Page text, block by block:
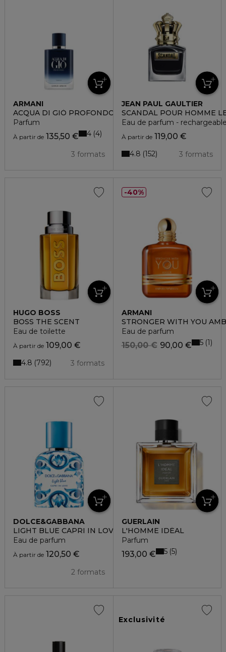
ARMANI
ACQUA DI GIÒ PROFONDO
Parfum
À partir de 135,50 €
3 formats
4 4
JEAN PAUL GAULTIER
SCANDAL POUR HOMME
Eau de parfum -
À partir de119,00 €
3 formats
4.8 152
HUGO BOSS
BOSS THE SCENT
Eau de toilette
À partir de 109,00 €
3 formats
4.8 792
ARMANI
STRONGER WITH YOU
Eau de parfum
90,00 €
150,00 € 5 1
40%
DOLCE&GABBANA
LIGHT BLUE CAPRI IN LOVE HOMME
Eau de parfum
À partir de 120,50 €
2 formats
GUERLAIN
L'HOMME IDÉAL
Parfum
193,00 € 5 5
Exclusivité